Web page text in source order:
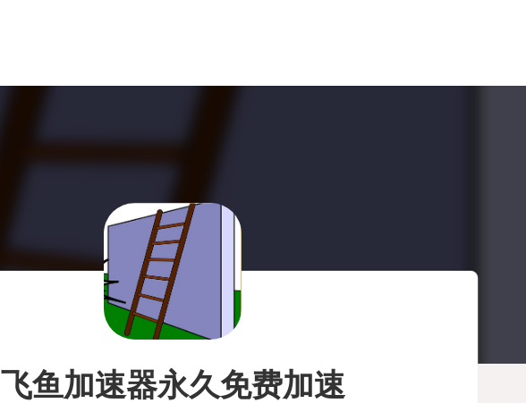
飞鱼加速器永久免费加速